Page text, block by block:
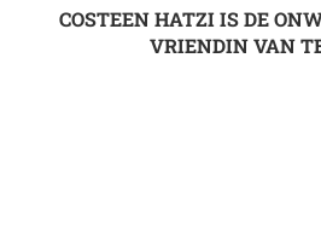
COSTEEN HATZI IS DE
VRIENDIN VAN